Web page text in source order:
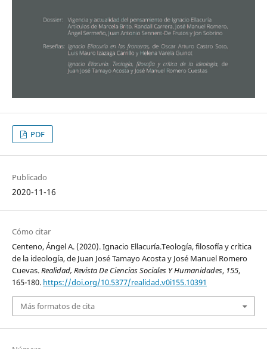
PDF
Publicado
2020-11-16
Cómo citar
Centeno, Ángel A. (2020). Ignacio Ellacuría.Teología, filosofía y crítica
de la ideología, de Juan José Tamayo Acosta y José Manuel Romero
Cuevas.Realidad, Revista De Ciencias Sociales Y Humanidades, 155,
165-180. https://doi.org/10.5377/realidad.v0i155.10391
Más formatos de cita